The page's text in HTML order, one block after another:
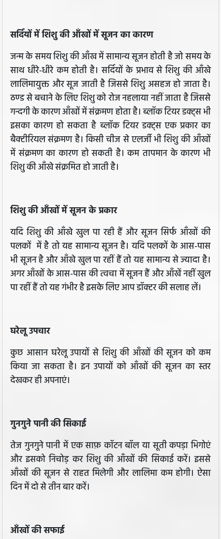
सर्दियों में शिशु की आँखों में सूजन का कारण
जन्म के समय शिशु की आँख में सामान्य सूजन होती है जो समय के
साथ धीरे-धीरे कम होती है। सर्दियों के प्रभाव से शिशु की आँखे
लालिमायुक्त और सूज जाती है जिससे शिशु असहज हो जाता है।
ठण्ड से बचाने के लिए शिशु को रोज नहलाया नहीं जाता है जिससे
गन्दगी के कारण आँखों में संक्रमण होता है। ब्लॉक टियर डक्ट्स भी
इसका कारण हो सकता है ब्लॉक टियर डक्ट्स एक प्रकार का
बैक्टीरियल संक्रमण है। किसी चीज से एलर्जी भी शिशु की आँखों
में संक्रमण का कारण हो सकती है। कम तापमान के कारण भी
शिशु की आँखे संक्रमित हो जाती है।
शिशु की आँखों में सूजन के प्रकार
यदि शिशु की आँखे खुल पा रही हैं और सूजन सिर्फ आँखों की
पलकों में है तो यह सामान्य सूजन है। यदि पलकों के आस-पास
भी सूजन है और आँखे खुल पा रहीं हैं तो यह सामान्य से ज्यादा है।
अगर आँखों के आस-पास की त्वचा में सूजन हैं और आँखें नहीं खुल
पा रहीं हैं तो यह गंभीर है इसके लिए आप डॉक्टर की सलाह लें।
घरेलू उपचार
कुछ आसान घरेलू उपायों से शिशु की आँखों की सूजन को कम
किया जा सकता है। इन उपायों को आँखों की सूजन का स्तर
देखकर ही अपनाएं।
गुनगुने पानी की सिकाई
तेज गुनगुने पानी में एक साफ़ कॉटन बॉल या सूती कपड़ा भिगोएं
और इसको निचोड़ कर शिशु की आँखों की सिकाई करें। इससे
आँखों की सूजन से राहत मिलेगी और लालिमा कम होगी। ऐसा
दिन में दो से तीन बार करें।
आँखों की सफाई